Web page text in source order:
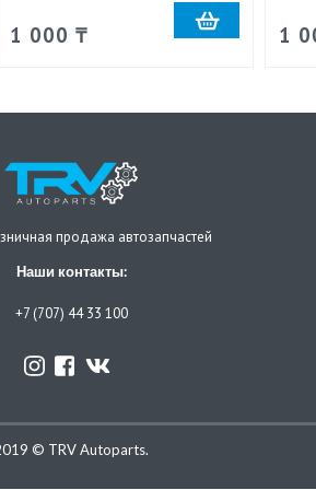
1 000 ₸ 1
продажа автозапчастей
Наши контакты:
+7 (707) 44 33 100
© TRV Autoparts.